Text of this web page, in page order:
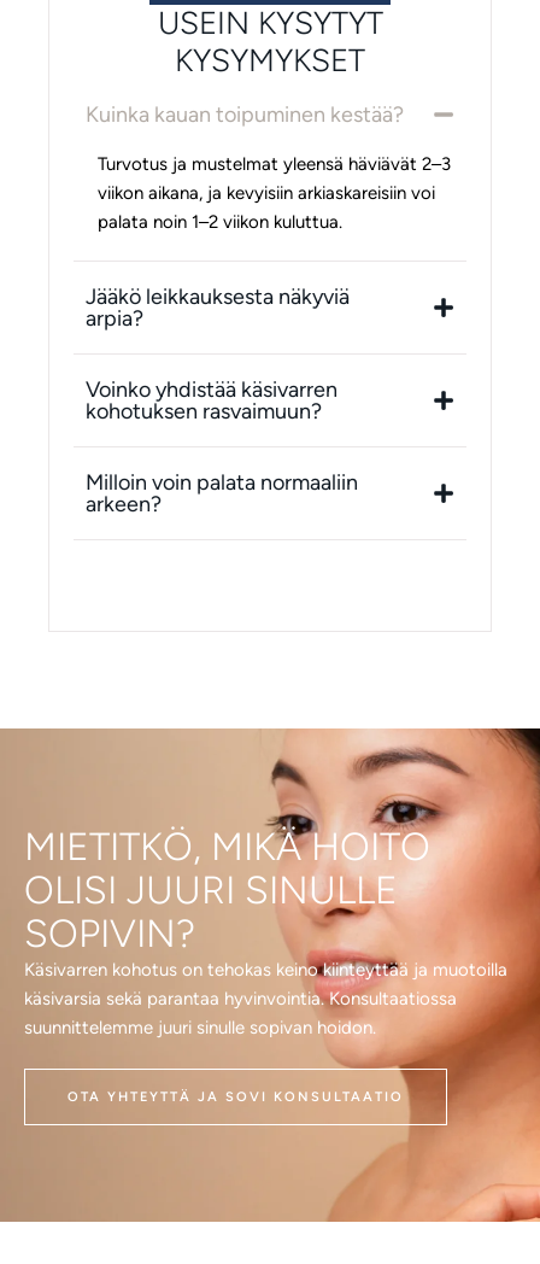
USEIN KYSYTYT
KYSYMYKSET
Kuinka kauan toipuminen kestää?
Turvotus ja mustelmat yleensä häviävät 2–3
viikon aikana, ja kevyisiin arkiaskareisiin voi
palata noin 1–2 viikon kuluttua.
Jääkö leikkauksesta näkyviä
arpia?
Voinko yhdistää käsivarren
kohotuksen rasvaimuun?
Milloin voin palata normaaliin
arkeen?
MIETITKÖ, MIKÄ HOITO
OLISI JUURI SINULLE
SOPIVIN?
Käsivarren kohotus on tehokas keino kiinteyttää ja muotoilla
käsivarsia sekä parantaa hyvinvointia. Konsultaatiossa
suunnittelemme juuri sinulle sopivan hoidon.
OTA YHTEYTTÄ JA SOVI KONSULTAATIO